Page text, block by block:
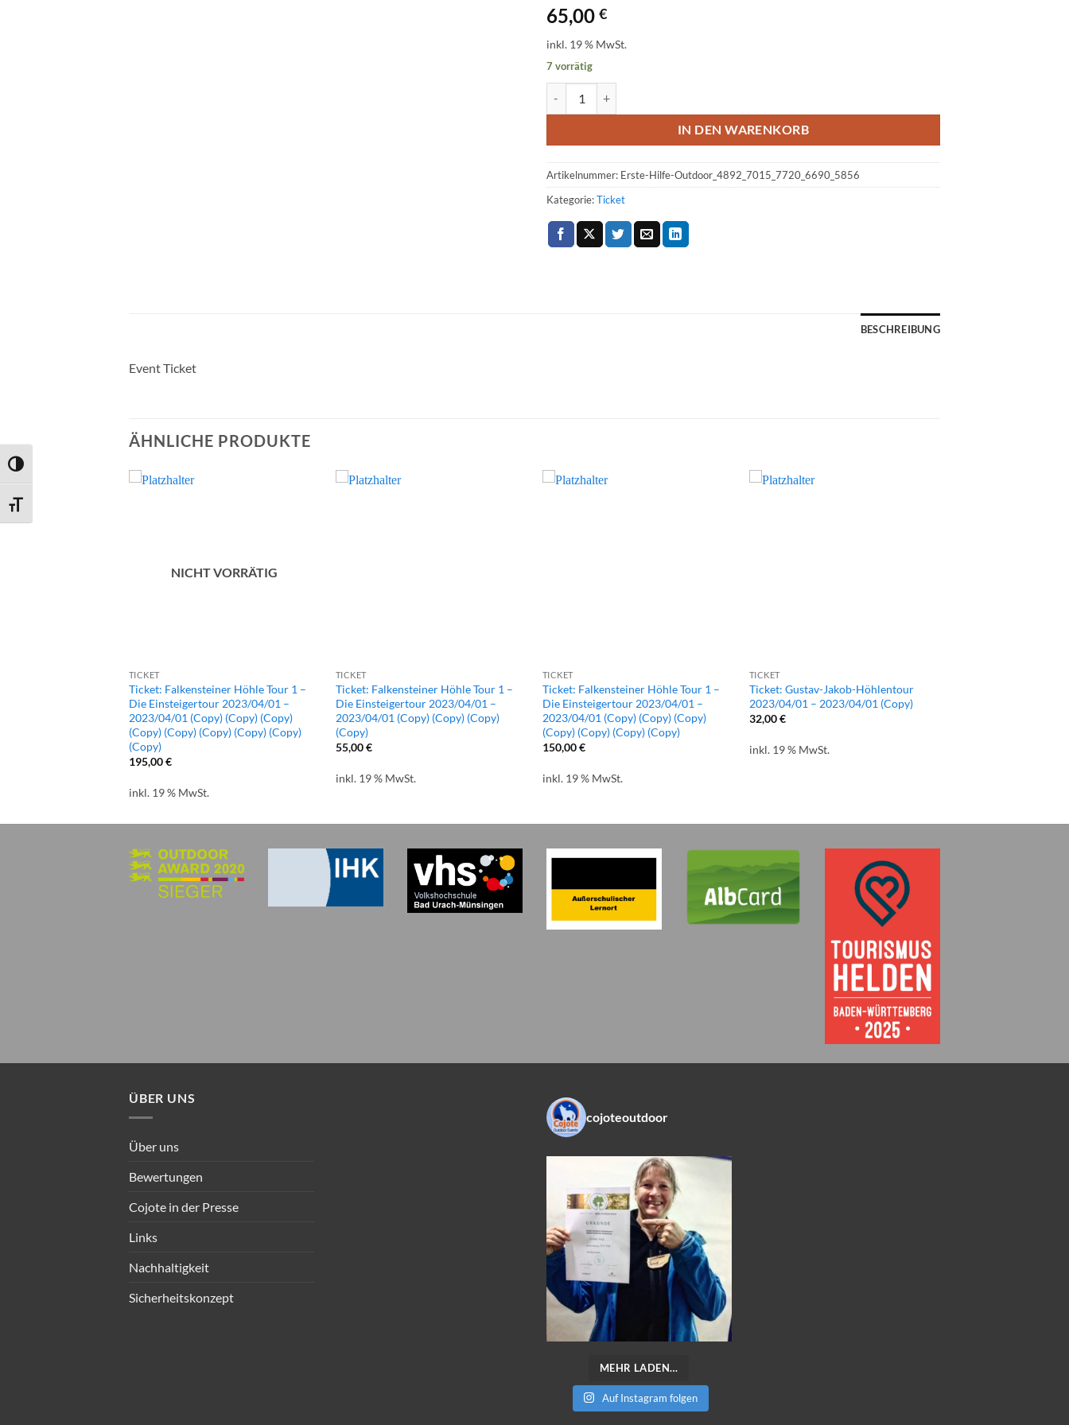
UMSCHALTEN AUF HOHE KONTRASTE
SCHRIFT VERGRÖSSERN
65,00 €
inkl. 19 % MwSt.
7 vorrätig
IN DEN WARENKORB
Artikelnummer: Erste-Hilfe-Outdoor_4892_7015_7720_6690_5856
Kategorie:Ticket
BESCHREIBUNG
Event Ticket
ÄHNLICHE PRODUKTE
NICHT VORRÄTIG
TICKET
Ticket: Falkensteiner Höhle Tour 1 –
Die Einsteigertour 2023/04/01 –
2023/04/01 (Copy) (Copy) (Copy)
(Copy) (Copy) (Copy) (Copy) (Copy)
(Copy)
195,00€
inkl. 19 % MwSt.
TICKET
Ticket: Falkensteiner Höhle Tour 1 –
Die Einsteigertour 2023/04/01 –
2023/04/01 (Copy) (Copy) (Copy)
(Copy)
55,00€
inkl. 19 % MwSt.
TICKET
Ticket: Falkensteiner Höhle Tour 1 –
Die Einsteigertour 2023/04/01 –
2023/04/01 (Copy) (Copy) (Copy)
(Copy) (Copy) (Copy) (Copy)
150,00€
inkl. 19 % MwSt.
TICKET
Ticket: Gustav-Jakob-Höhlentour
2023/04/01 – 2023/04/01 (Copy)
32,00€
inkl. 19 % MwSt.
ÜBER UNS
Über uns
Bewertungen
Cojote in der Presse
Links
Nachhaltigkeit
Sicherheitskonzept
cojoteoutdoor
MEHR LADEN…
Auf Instagram folgen